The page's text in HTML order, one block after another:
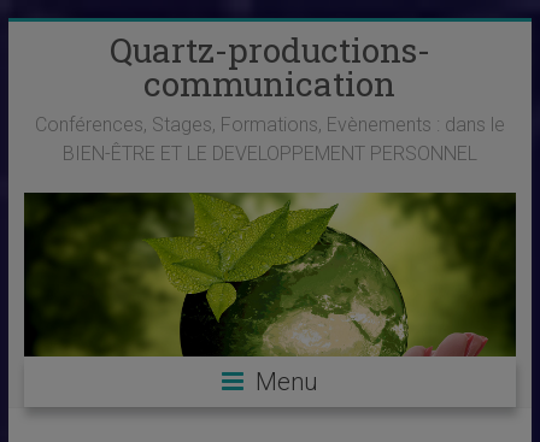
Quartz-productions-
communication
Conférences, Stages, Formations, Evènements : dans le
BIEN-ÊTRE ET LE DEVELOPPEMENT PERSONNEL
Menu